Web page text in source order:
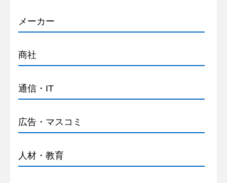
メーカー
商社
通信・IT
広告・マスコミ
人材・教育